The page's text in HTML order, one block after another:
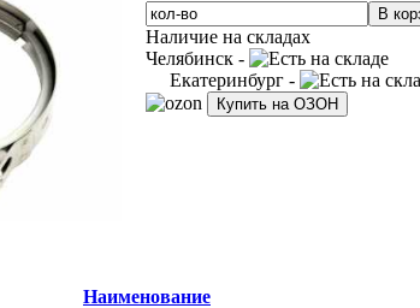
Наличие на складах
Челябинск -
Екатеринбург -
Купить на ОЗОН
Наименование